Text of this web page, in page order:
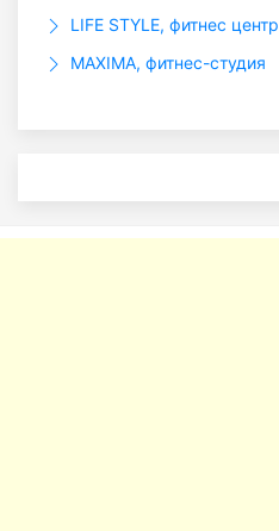
LIFE STYLE, фитнес центр
MAXIMA, фитнес-студия